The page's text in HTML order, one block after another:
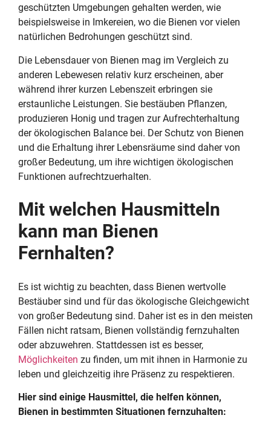
geschützten Umgebungen gehalten werden, wie
beispielsweise in Imkereien, wo die Bienen vor vielen
natürlichen Bedrohungen geschützt sind.
Die Lebensdauer von Bienen mag im Vergleich zu
anderen Lebewesen relativ kurz erscheinen, aber
während ihrer kurzen Lebenszeit erbringen sie
erstaunliche Leistungen. Sie bestäuben Pflanzen,
produzieren Honig und tragen zur Aufrechterhaltung
der ökologischen Balance bei. Der Schutz von Bienen
und die Erhaltung ihrer Lebensräume sind daher von
großer Bedeutung, um ihre wichtigen ökologischen
Funktionen aufrechtzuerhalten.
Mit welchen Hausmitteln
kann man Bienen
Fernhalten?
Es ist wichtig zu beachten, dass Bienen wertvolle
Bestäuber sind und für das ökologische Gleichgewicht
von großer Bedeutung sind. Daher ist es in den meisten
Fällen nicht ratsam, Bienen vollständig fernzuhalten
oder abzuwehren. Stattdessen ist es besser,
Möglichkeiten zu finden, um mit ihnen in Harmonie zu
leben und gleichzeitig ihre Präsenz zu respektieren.
Hier sind einige Hausmittel, die helfen können,
Bienen in bestimmten Situationen fernzuhalten: